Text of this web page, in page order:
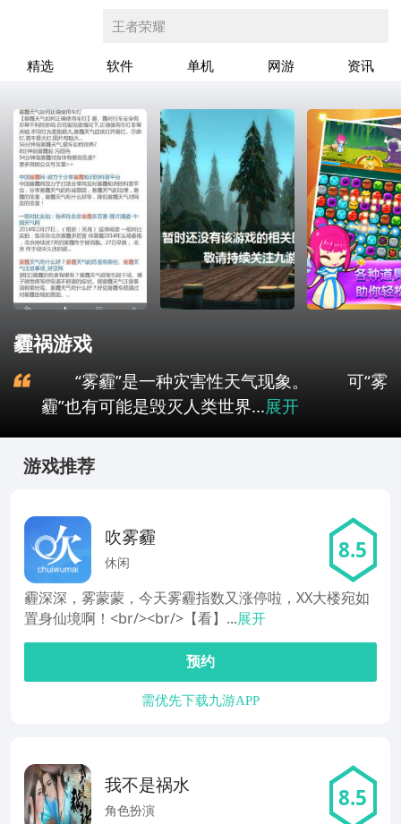
王者荣耀
精选 软件 单机 网游 资讯
霾祸游戏
“雾霾”是一种灾害性天气现象。 可“雾
霾”也有可能是毁灭人类世界...展开
游戏推荐
吹雾霾
休闲 8.5
霾深深，雾蒙蒙，今天雾霾指数又涨停啦，XX大楼宛如
置身仙境啊！<br/><br/>【看】...展开
预约
需优先下载九游APP
我不是祸水
角色扮演 8.5